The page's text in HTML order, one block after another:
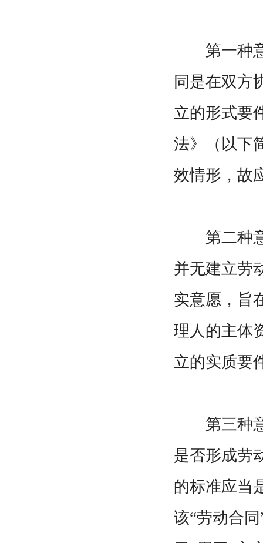
第一种意
同是在双方
立的形式要
法》（以下
效情形，故
第二种意
并无建立劳
实意愿，旨
理人的主体
立的实质要
第三种意
是否形成劳
的标准应当
该“劳动合